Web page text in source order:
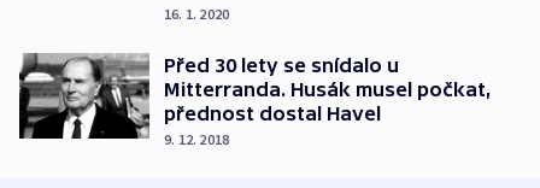
16. 1. 2020
Před 30 lety se snídalo u
Mitterranda. Husák musel počkat,
přednost dostal Havel
9. 12. 2018